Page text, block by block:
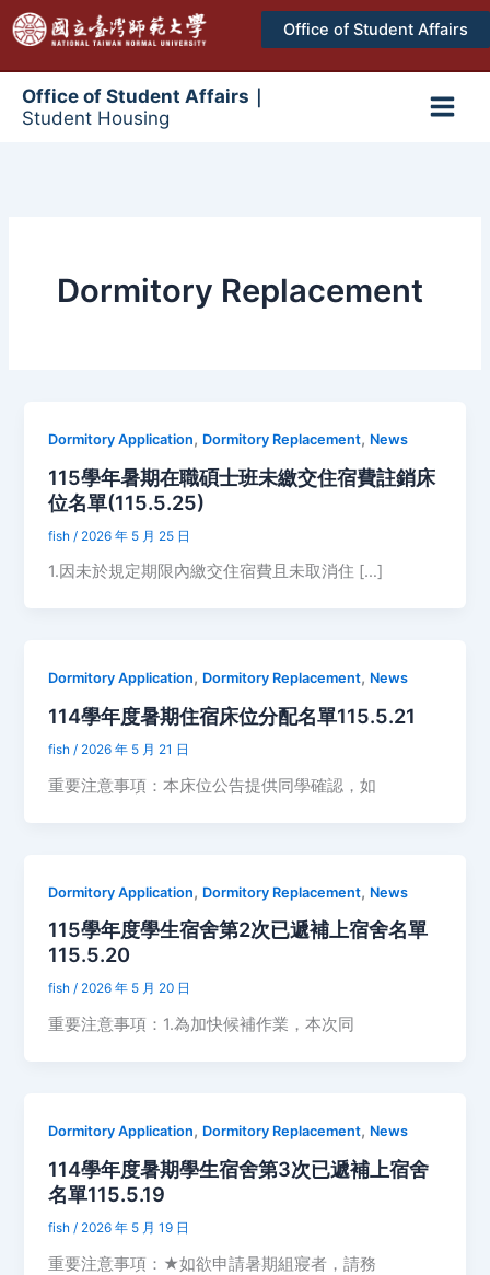
至
Office of Student Affairs
Office of Student Affairs｜
Student Housing
Dormitory Replacement
Dormitory Application, Dormitory Replacement, News
115學年暑期在職碩士班未繳交住宿費註銷床
位名單(115.5.25)
fish / 2026 年 5 月 25 日
1.因未於規定期限內繳交住宿費且未取消住 […]
Dormitory Application, Dormitory Replacement, News
114學年度暑期住宿床位分配名單115.5.21
fish/ 2026 年 5 月 21 日
重要注意事項：本床位公告提供同學確認，如
Dormitory Application, Dormitory Replacement, News
115學年度學生宿舍第2次已遞補上宿舍名單
115.5.20
fish/ 2026 年 5 月 20 日
重要注意事項：1.為加快候補作業，本次同
Dormitory Application, Dormitory Replacement, News
114學年度暑期學生宿舍第3次已遞補上宿舍
名單115.5.19
fish / 2026 年 5 月 19 日
重要注意事項：★如欲申請暑期組寢者，請務